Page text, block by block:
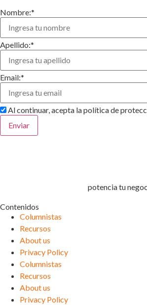
Nombre:*
Apellido:*
Email:*
Al continuar, acepta la política de
Enviar
potencia tu
Contenidos
Columnistas
Recursos
About us
Privacy Policy
Columnistas
Recursos
About us
Privacy Policy